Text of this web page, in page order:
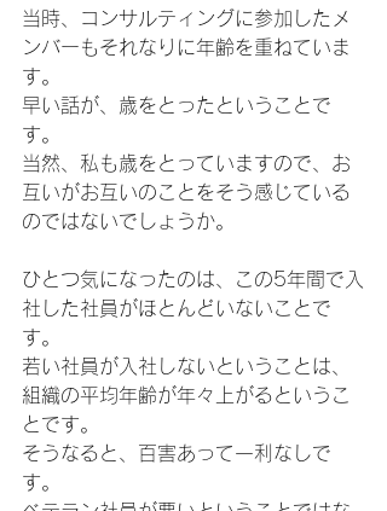
当時、コンサルティングに参加したメ
ンバーもそれなりに年齢を重ねていま
す。
早い話が、歳をとったということで
す。
当然、私も歳をとっていますので、お
互いがお互いのことをそう感じている
のではないでしょうか。
ひとつ気になったのは、この5年間で入
社した社員がほとんどいないことで
す。
若い社員が入社しないということは、
組織の平均年齢が年々上がるというこ
とです。
そうなると、百害あって一利なしで
す。